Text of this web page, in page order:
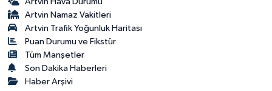
Artvin Namaz Vakitleri
Artvin Trafik Yoğunluk Haritası
Puan Durumu ve Fikstür
Tüm Manşetler
Son Dakika Haberleri
Haber Arşivi